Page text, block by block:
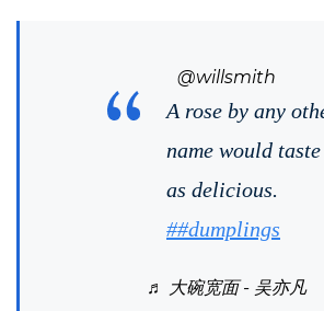
@willsmith
A rose by any
name would taste
as delicious.
##dumplings
♬ 大碗宽面 - 吴亦凡